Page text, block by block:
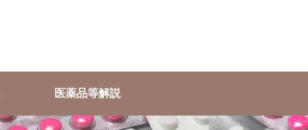
医薬品等解説